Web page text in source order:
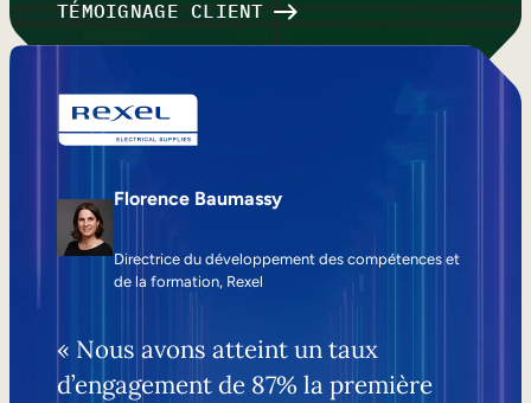
TÉMOIGNAGE CLIENT
Florence Baumassy
Directrice du développement des compétences et
de la formation, Rexel
« Nous avons atteint un taux
d’engagement de 87% la première